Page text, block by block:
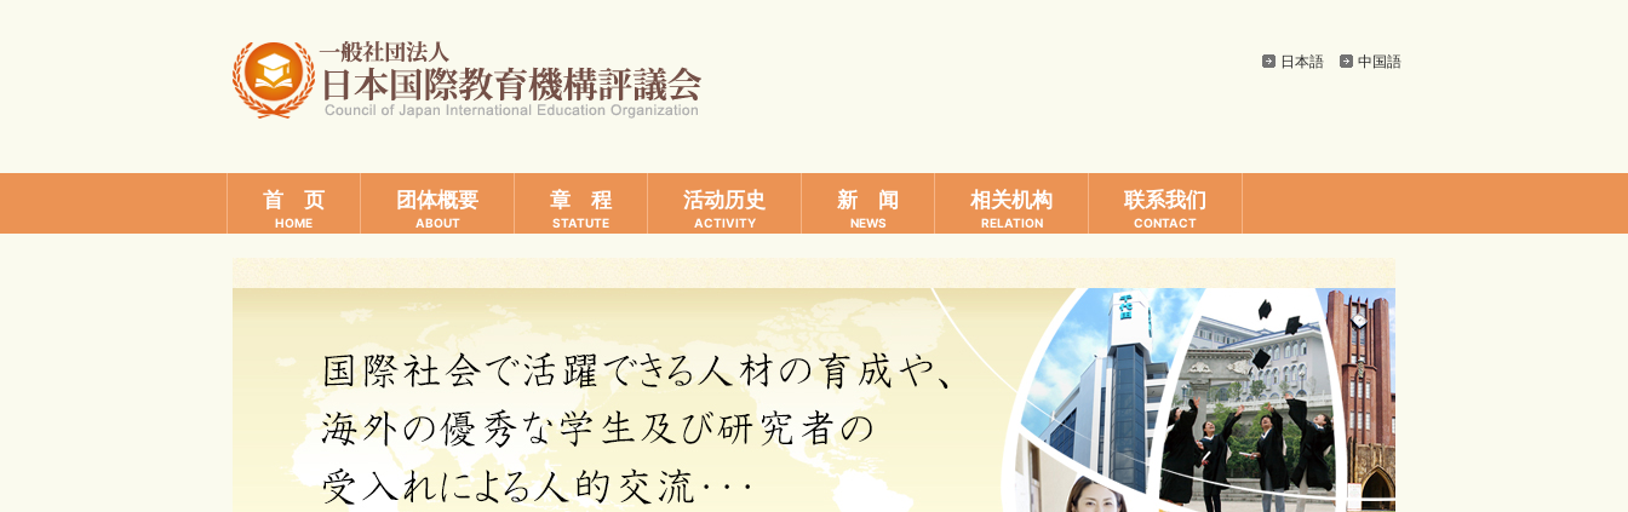
日本語 中国語
首 页
HOME
团体概要
ABOUT
章 程
STATUTE
活动历史
ACTIVITY
新 闻
NEWS
相关机构
RELATION
联系我们
CONTACT